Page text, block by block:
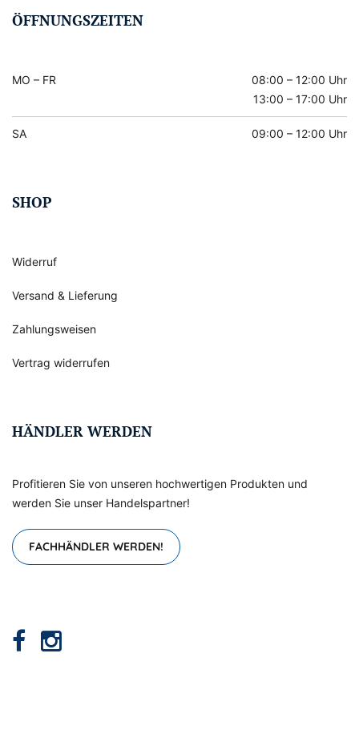
ÖFFNUNGSZEITEN
MO – FR
08:00 – 12:00 Uhr
13:00 – 17:00 Uhr
SA 09:00 – 12:00 Uhr
SHOP
Widerruf
Versand & Lieferung
Zahlungsweisen
Vertrag widerrufen
HÄNDLER WERDEN
Profitieren Sie von unseren hochwertigen Produkten und
werden Sie unser Handelspartner!
FACHHÄNDLER WERDEN!